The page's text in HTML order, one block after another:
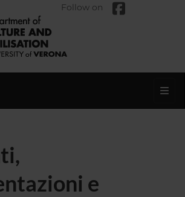
Follow on
e